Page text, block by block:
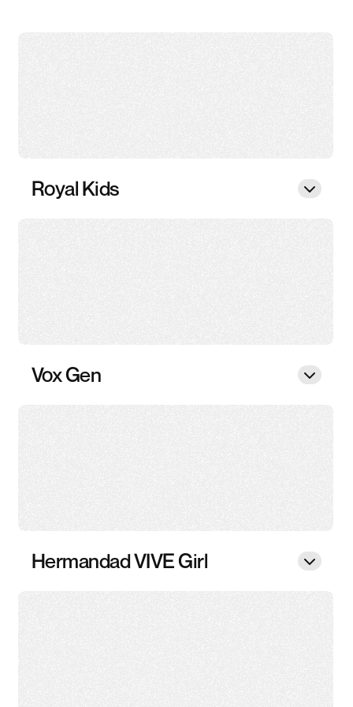
Royal Kids
Vox Gen
Hermandad VIVE Girl